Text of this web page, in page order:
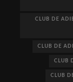
CLUB DE
CLUB DE
CLUB
CLUB